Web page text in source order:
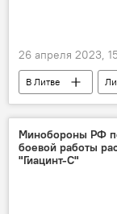
26 апреля 2023,
В Литве
Политика
Минобороны РФ
боевой работы
"Гиацинт-C"